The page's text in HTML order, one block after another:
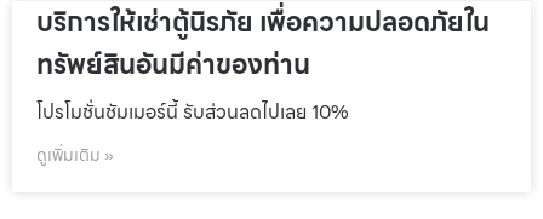
บริการให้เช่าตู้นิรภัย เพื่อความปลอดภัยใน
ทรัพย์สินอันมีค่าของท่าน
โปรโมชั่นชัมเมอร์นี้ รับส่วนลดไปเลย 10%
ดูเพิ่มเติม »